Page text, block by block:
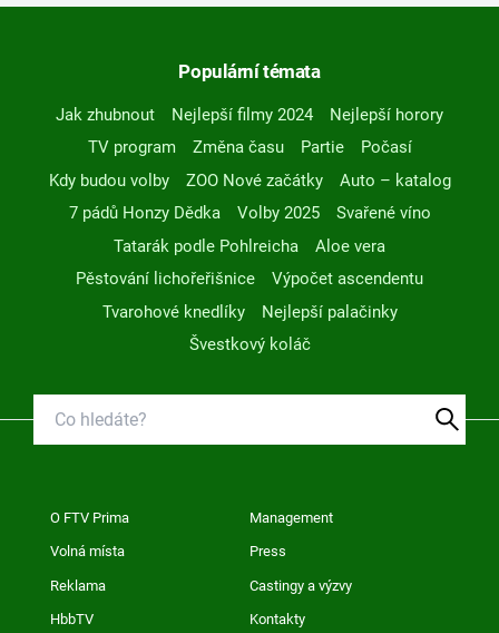
Populární témata
Jak zhubnout Nejlepší filmy 2024
Nejlepší horory
TV program
Změna času Partie
Počasí
Kdy budou volby
ZOO Nové začátky
Auto – katalog
7 pádů Honzy Dědka
Volby 2025
Svařené víno
Tatarák podle Pohlreicha
Aloe vera
Pěstování lichořeřišnice
Výpočet ascendentu
Tvarohové knedlíky
Nejlepší palačinky
Švestkový koláč
O FTV Prima Management
Volná místa Press
Reklama Castingy a výzvy
HbbTV Kontakty